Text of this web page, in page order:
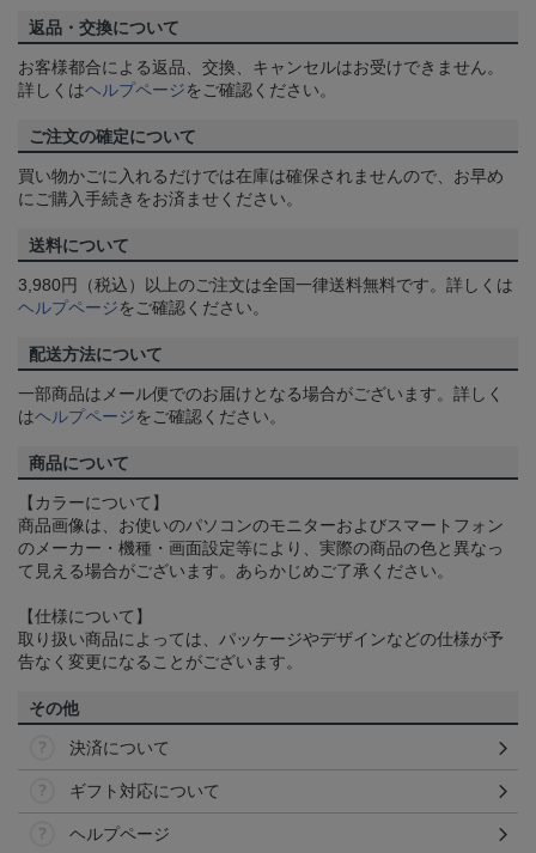
返品・交換について
お客様都合による返品、交換、キャンセルはお受けできません。
詳しくはヘルプページをご確認ください。
ご注文の確定について
買い物かごに入れるだけでは在庫は確保されませんので、お早め
にご購入手続きをお済ませください。
送料について
3,980円（税込）以上のご注文は全国一律送料無料です。詳しくは
ヘルプページをご確認ください。
配送方法について
一部商品はメール便でのお届けとなる場合がございます。詳しく
はヘルプページをご確認ください。
商品について
【カラーについて】
商品画像は、お使いのパソコンのモニターおよびスマートフォン
のメーカー・機種・画面設定等により、実際の商品の色と異なっ
て見える場合がございます。あらかじめご了承ください。
【仕様について】
取り扱い商品によっては、パッケージやデザインなどの仕様が予
告なく変更になることがございます。
その他
決済について
ギフト対応について
ヘルプページ